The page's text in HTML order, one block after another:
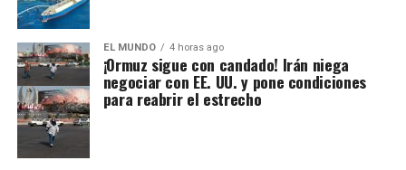
EL MUNDO 4 horas ago
¡Ormuz sigue con candado! Irán niega
negociar con EE. UU. y pone condiciones
para reabrir el estrecho